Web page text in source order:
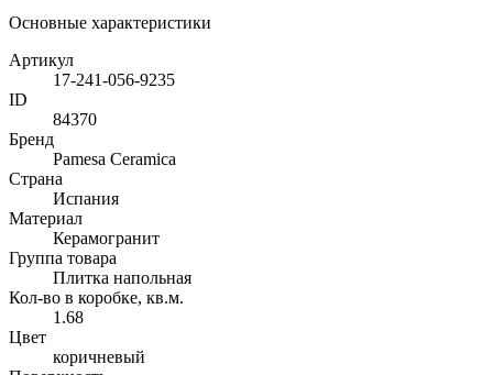
Основные характеристики
Артикул
17-241-056-9235
ID
84370
Бренд
Pamesa Ceramica
Страна
Испания
Материал
Керамогранит
Группа товара
Плитка напольная
Кол-во в коробке, кв.м.
1.68
Цвет
коричневый